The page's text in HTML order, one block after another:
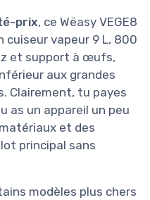
prix, ce Wëasy VEGE8
cuiseur vapeur 9 L, 800
et support à œufs,
aux grandes
Clairement, tu payes
as un appareil un peu
et des
principal sans
modèles plus chers